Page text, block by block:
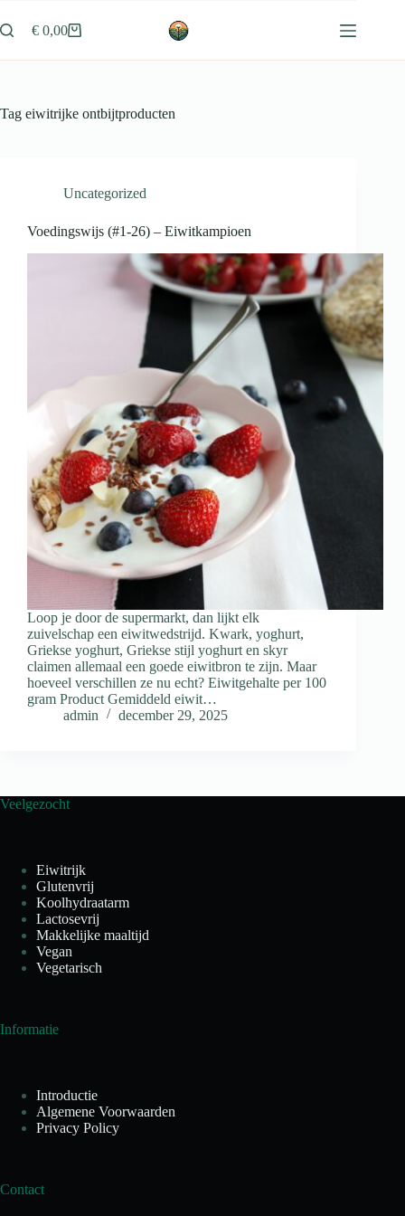
naar
de
Winkelwagen
€ 0,00
Tag eiwitrijke ontbijtproducten
Uncategorized
Voedingswijs (#1-26) – Eiwitkampioen
Loop je door de supermarkt, dan lijkt elk
zuivelschap een eiwitwedstrijd. Kwark, yoghurt,
Griekse yoghurt, Griekse stijl yoghurt en skyr
claimen allemaal een goede eiwitbron te zijn. Maar
hoeveel verschillen ze nu echt? Eiwitgehalte per 100
gram Product Gemiddeld eiwit…
admin
december 29, 2025
Veelgezocht
Eiwitrijk
Glutenvrij
Koolhydraatarm
Lactosevrij
Makkelijke maaltijd
Vegan
Vegetarisch
Informatie
Introductie
Algemene Voorwaarden
Privacy Policy
Contact